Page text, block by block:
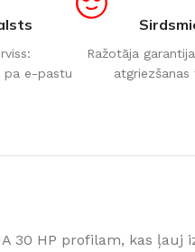
pa e-pastu
Ražotāja
atgriezšanas
30 HP profilam, kas ļauj